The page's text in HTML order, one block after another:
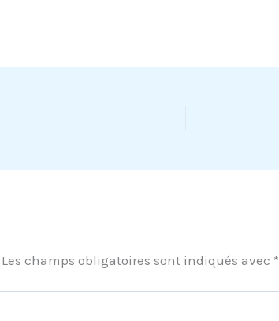
Les champs obligatoires sont indiqués avec *